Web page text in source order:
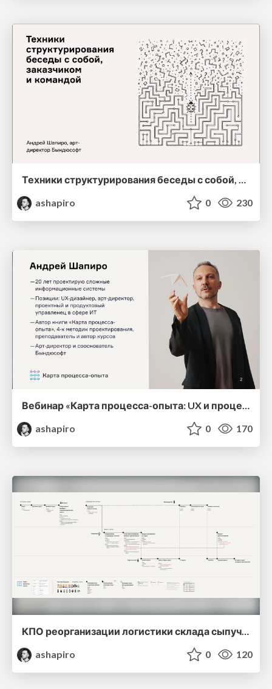
ashapiro
0 230
Вебинар «Карта процесса-опыта: UX и процессы в одной понятной схеме» с примером картирования
ashapiro
0 170
КПО реорганизации логистики склада сыпучих материалов
ashapiro
0 120